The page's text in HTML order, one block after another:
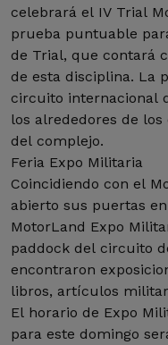
celebrará el IV Trial
prueba puntuable
de Trial, que contará
de esta disciplina. La
circuito internacional
los alrededores de
del complejo.
Feria Expo Militaria
Coincidiendo con el
abierto sus puertas
MotorLand Expo
paddock del circuito
encontraron
libros, artículos
El horario de Expo
para este domingo